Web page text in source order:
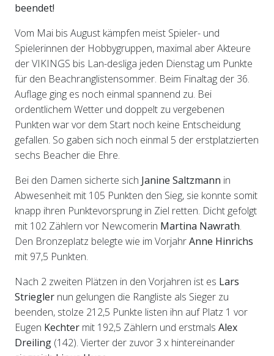
beendet!
Vom Mai bis August kämpfen meist Spieler- und
Spielerinnen der Hobbygruppen, maximal aber Akteure
der VIKINGS bis Lan-desliga jeden Dienstag um Punkte
für den Beachranglistensommer. Beim Finaltag der 36.
Auflage ging es noch einmal spannend zu. Bei
ordentlichem Wetter und doppelt zu vergebenen
Punkten war vor dem Start noch keine Entscheidung
gefallen. So gaben sich noch einmal 5 der erstplatzierten
sechs Beacher die Ehre.
Bei den Damen sicherte sich Janine Saltzmann in
Abwesenheit mit 105 Punkten den Sieg, sie konnte somit
knapp ihren Punktevorsprung in Ziel retten. Dicht gefolgt
mit 102 Zählern vor Newcomerin Martina Nawrath.
Den Bronzeplatz belegte wie im VorjahrAnne Hinrichs
mit 97,5 Punkten.
Nach 2 zweiten Plätzen in den Vorjahren ist es Lars
Striegler nun gelungen die Rangliste als Sieger zu
beenden, stolze 212,5 Punkte listen ihn auf Platz 1 vor
Eugen Kechter mit 192,5 Zählern und erstmals Alex
Dreiling (142). Vierter der zuvor 3 x hintereinander